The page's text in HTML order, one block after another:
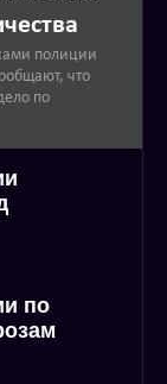
полиции
что
по
по